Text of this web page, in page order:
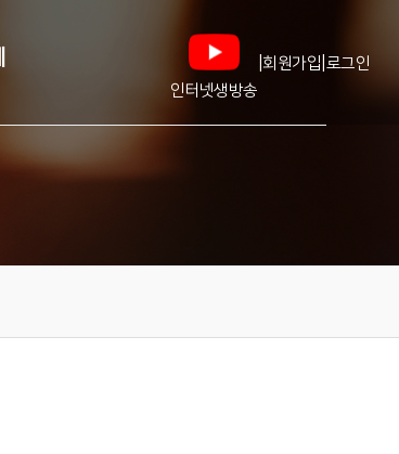
인터넷생방송
|회원가입 로그인